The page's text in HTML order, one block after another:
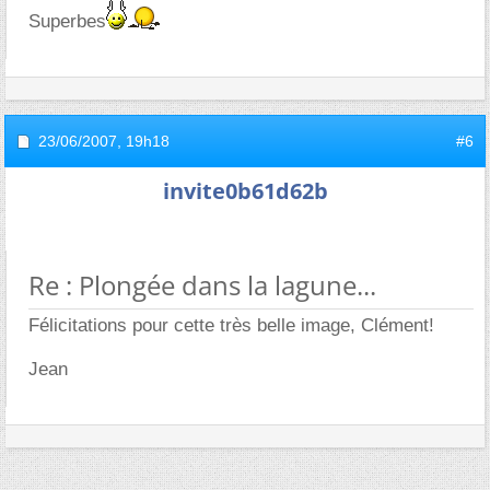
Superbes
23/06/2007, 19h18 #6
invite0b61d62b
Re : Plongée dans la lagune...
Félicitations pour cette très belle image, Clément!
Jean